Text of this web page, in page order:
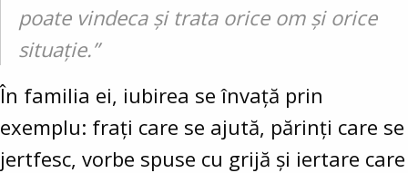
poate vindeca și trata orice om și orice
situație.”
În familia ei, iubirea se învață prin
exemplu: frați care se ajută, părinți care se
jertfesc, vorbe spuse cu grijă și iertare care